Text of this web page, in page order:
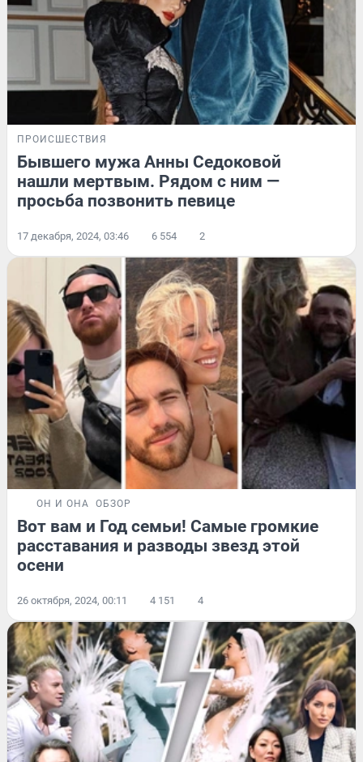
ПРОИСШЕСТВИЯ
Бывшего мужа Анны Седоковой
нашли мертвым. Рядом с ним —
просьба позвонить певице
17 декабря, 2024, 03:46 6 554 2
ОН И ОНА ОБЗОР
Вот вам и Год семьи! Самые громкие
расставания и разводы звезд этой
осени
26 октября, 2024, 00:11 4 151 4